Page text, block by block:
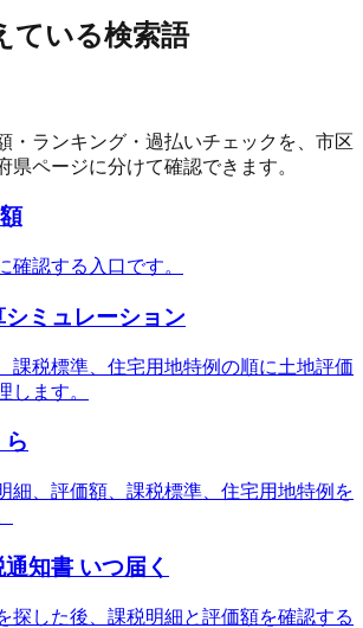
ている検索語
・ランキング・過払いチェックを、市区
県ページに分けて確認できます。
確認する入口です。
ミュレーション
課税標準、住宅用地特例の順に土地評価
します。
細、評価額、課税標準、住宅用地特例を
知書 いつ届く
探した後、課税明細と評価額を確認する